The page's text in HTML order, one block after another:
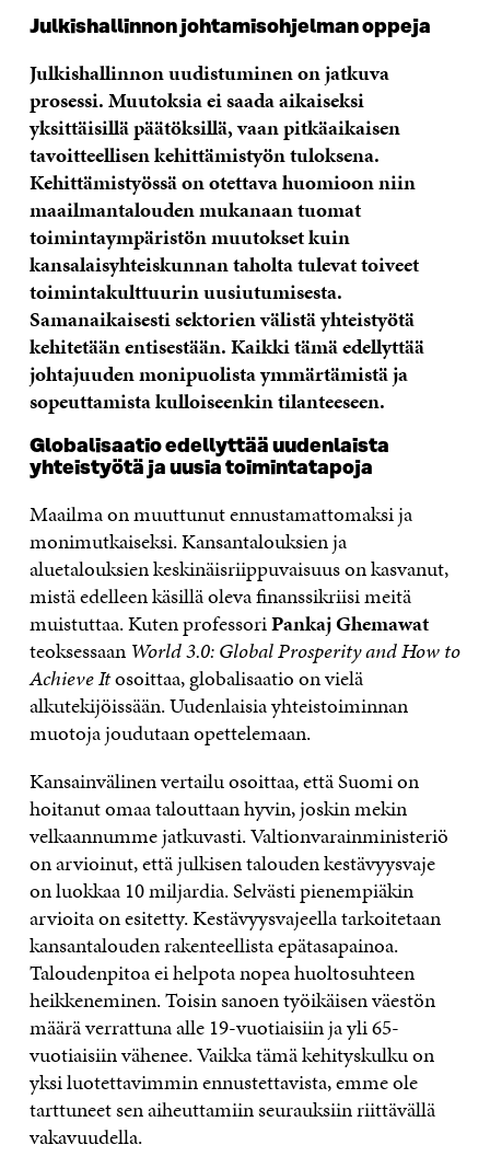
Julkishallinnon johtamisohjelman oppeja
Julkishallinnon uudistuminen on jatkuva
prosessi. Muutoksia ei saada aikaiseksi
yksittäisillä päätöksillä, vaan pitkäaikaisen
tavoitteellisen kehittämistyön tuloksena.
Kehittämistyössä on otettava huomioon niin
maailmantalouden mukanaan tuomat
toimintaympäristön muutokset kuin
kansalaisyhteiskunnan taholta tulevat toiveet
toimintakulttuurin uusiutumisesta.
Samanaikaisesti sektorien välistä yhteistyötä
kehitetään entisestään. Kaikki tämä edellyttää
johtajuuden monipuolista ymmärtämistä ja
sopeuttamista kulloiseenkin tilanteeseen.
Globalisaatio edellyttää uudenlaista
yhteistyötä ja uusia toimintatapoja
Maailma on muuttunut ennustamattomaksi ja
monimutkaiseksi. Kansantalouksien ja
aluetalouksien keskinäisriippuvaisuus on kasvanut,
mistä edelleen käsillä oleva finanssikriisi meitä
muistuttaa. Kuten professoriPankaj Ghemawat
teoksessaan World 3.0: Global Prosperity and How to
Achieve Itosoittaa, globalisaatio on vielä
alkutekijöissään. Uudenlaisia yhteistoiminnan
muotoja joudutaan opettelemaan.
Kansainvälinen vertailu osoittaa, että Suomi on
hoitanut omaa talouttaan hyvin, joskin mekin
velkaannumme jatkuvasti. Valtionvarainministeriö
on arvioinut, että julkisen talouden kestävyysvaje
on luokkaa 10 miljardia. Selvästi pienempiäkin
arvioita on esitetty. Kestävyysvajeella tarkoitetaan
kansantalouden rakenteellista epätasapainoa.
Taloudenpitoa ei helpota nopea huoltosuhteen
heikkeneminen. Toisin sanoen työikäisen väestön
määrä verrattuna alle 19-vuotiaisiin ja yli 65-
vuotiaisiin vähenee. Vaikka tämä kehityskulku on
yksi luotettavimmin ennustettavista, emme ole
tarttuneet sen aiheuttamiin seurauksiin riittävällä
vakavuudella.